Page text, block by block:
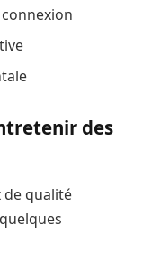
des
de qualité